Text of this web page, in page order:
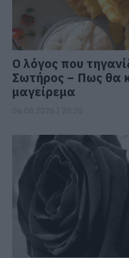
Ο λόγος που
Σωτήρος – Πως θα
μαγείρεμα